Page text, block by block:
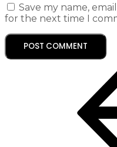
Save my name,
for the next time I